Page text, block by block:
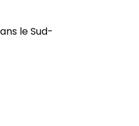
le Sud-